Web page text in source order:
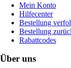
Mein Konto
Hilfecenter
Bestellung
Bestellung
Rabattcodes
Über uns